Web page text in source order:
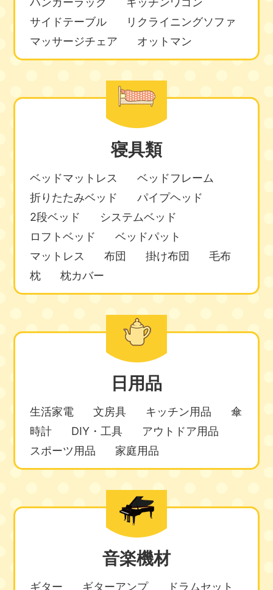
サイドテーブル
リクライニングソファ
マッサージチェア
オットマン
寝具類
ベッドマットレス
ベッドフレーム
折りたたみベッド
パイプヘッド
2段ベッド
システムベッド
ロフトベッド
ベッドパット
マットレス
布団 掛け布団
毛布
枕
枕カバー
日用品
生活家電 文房具 キッチン用品
傘
時計
DIY・工具
アウトドア用品
スポーツ用品
家庭用品
音楽機材
ギター ギターアンプ
ドラムセット